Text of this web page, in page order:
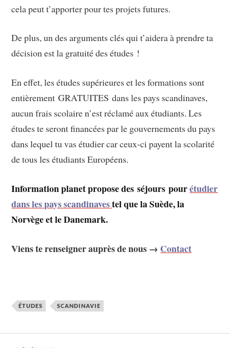
cela peut t’apporter pour tes projets futures.
De plus, un des arguments clés qui t’aidera à prendre ta
décision est la gratuité des études !
En effet, les études supérieures et les formations sont
entièrement GRATUITES dans les pays scandinaves,
aucun frais scolaire n’est réclamé aux étudiants. Les
études te seront financées par le gouvernements du pays
dans lequel tu vas étudier car ceux-ci payent la scolarité
de tous les étudiants Européens.
Information planet propose des séjours pourétudier
dans les pays scandinavestel que la Suède, la
Norvège et le Danemark.
Viens te renseigner auprès de nous → Contact
ÉTUDES SCANDINAVIE